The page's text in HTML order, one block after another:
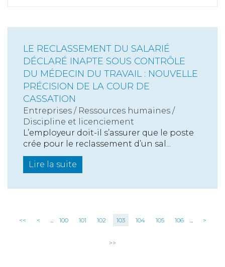
LE RECLASSEMENT DU SALARIÉ
DÉCLARÉ INAPTE SOUS CONTRÔLE
DU MÉDECIN DU TRAVAIL : NOUVELLE
PRÉCISION DE LA COUR DE
CASSATION
Entreprises / Ressources humaines /
Discipline et licenciement
L’employeur doit-il s’assurer que le poste
crée pour le reclassement d’un sal...
Lire la suite
<< < ... 100 101 102 103 104 105 106 ... >
>>